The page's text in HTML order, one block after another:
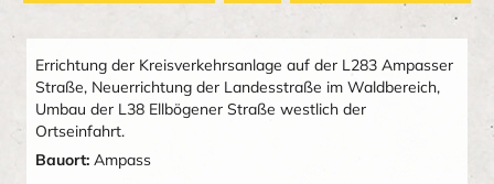
Errichtung der Kreisverkehrsanlage auf der L283 Ampasser
Straße, Neuerrichtung der Landesstraße im Waldbereich,
Umbau der L38 Ellbögener Straße westlich der
Ortseinfahrt.
Bauort: Ampass